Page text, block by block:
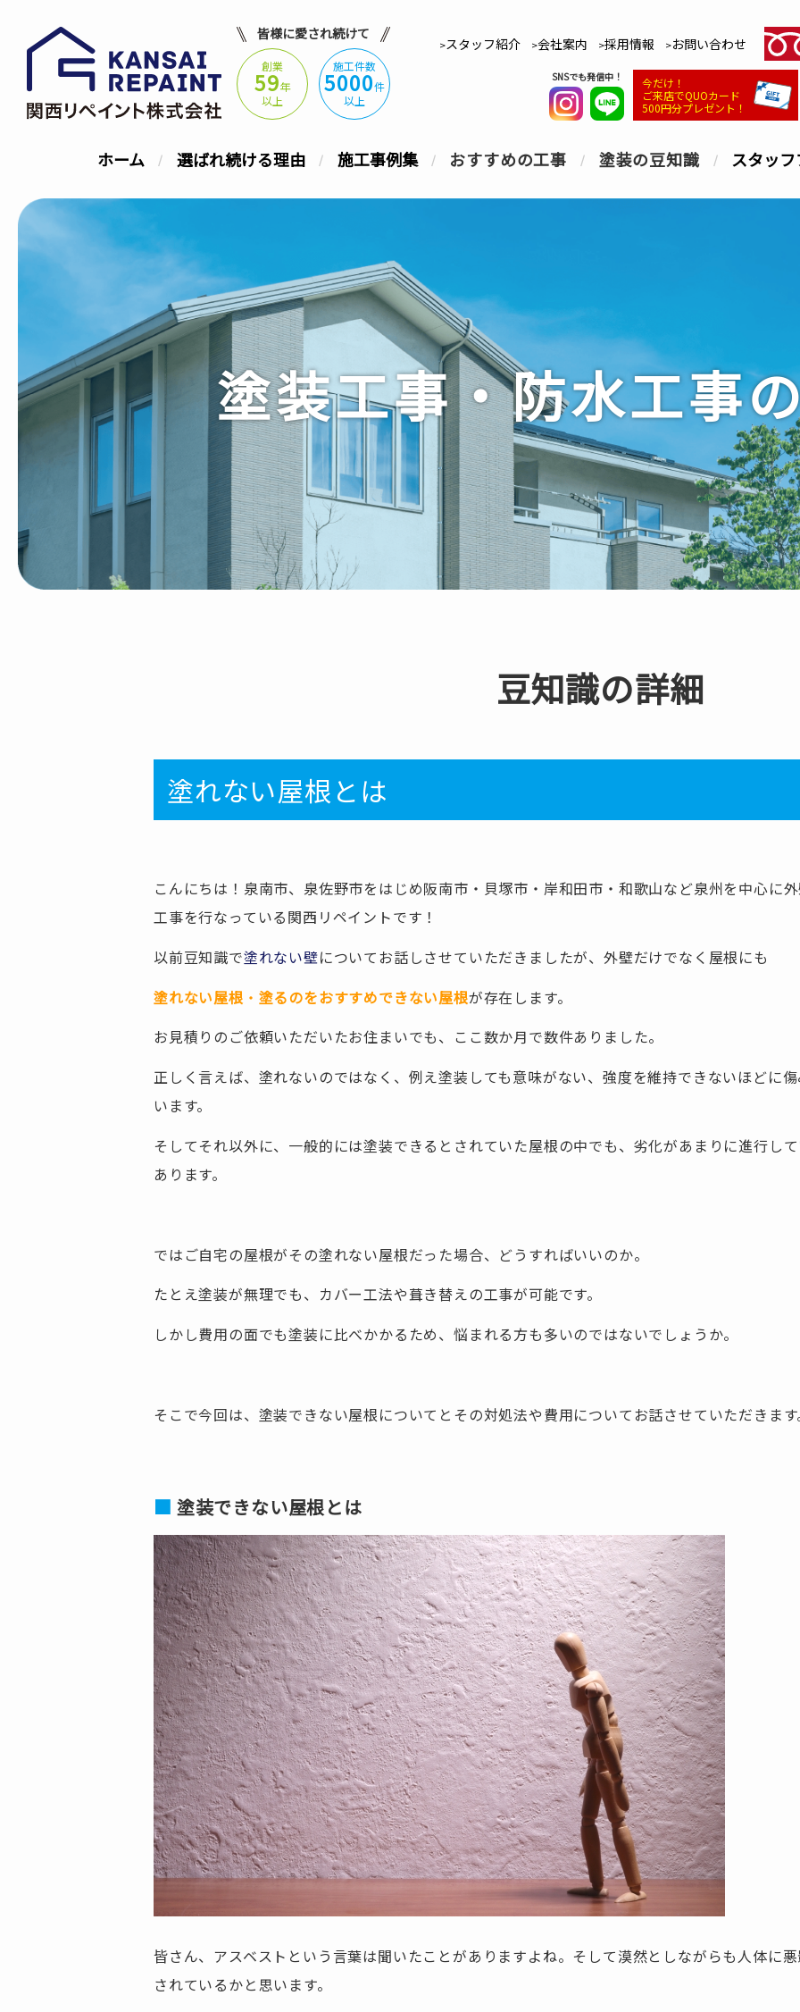
皆様に愛され続けて
創業
59年
以上
施工件数
5000件
以上
スタッフ紹介 会社案内 採用情報 お問い合わせ
SNSでも発信中！
今だけ！
ご来店でQUOカード
500円分プレゼント！
ホーム 選ばれ続ける理由 施工事例集 おすすめの工事 塗装の豆知識 スタッ
塗装工事・防水工事
豆知識の詳細
塗れない屋根とは
こんにちは！泉南市、泉佐野市をはじめ阪南市・貝塚市・岸和田市・和歌山など泉州を中心に
工事を行なっている関西リペイントです！
以前豆知識で塗れない壁についてお話しさせていただきましたが、外壁だけでなく屋根にも
塗れない屋根 ・ 塗るのをおすすめできない屋根が存在します。
お見積りのご依頼いただいたお住まいでも、ここ数か月で数件ありました。
正しく言えば、塗れないのではなく、例え塗装しても意味がない、強度を維持できないほどに
います。
そしてそれ以外に、一般的には塗装できるとされていた屋根の中でも、劣化があまりに進行し
あります。
ではご自宅の屋根がその塗れない屋根だった場合、どうすればいいのか。
たとえ塗装が無理でも、カバー工法や葺き替えの工事が可能です。
しかし費用の面でも塗装に比べかかるため、悩まれる方も多いのではないでしょうか。
そこで今回は、塗装できない屋根についてとその対処法や費用についてお話させていただきま
塗装できない屋根とは
皆さん、アスベストという言葉は聞いたことがありますよね。そして漠然としながらも人体に
されているかと思います。